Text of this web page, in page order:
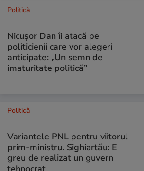
Politică
Nicușor Dan îi atacă pe
politicienii care vor alegeri
anticipate: „Un semn de
imaturitate politică”
Politică
Variantele PNL pentru viitorul
prim-ministru. Sighiartău: E
greu de realizat un guvern